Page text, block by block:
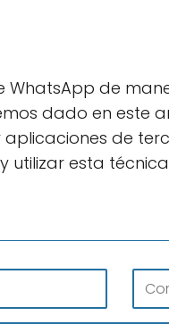
de
dado en
de
esta